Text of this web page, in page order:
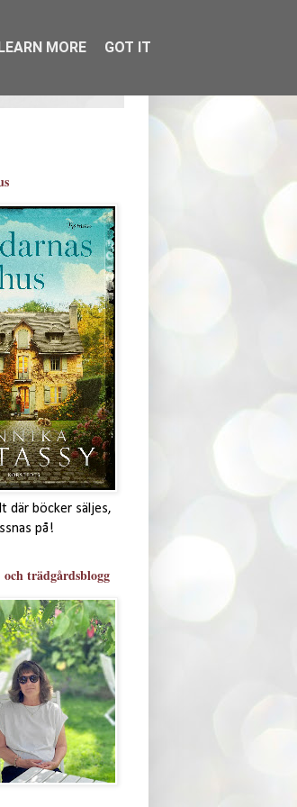
där böcker säljes,
på!
trädgårdsblogg
MORE GOT IT